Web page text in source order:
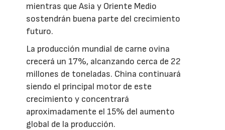
mientras que Asia y Oriente Medio
sostendrán buena parte del crecimiento
futuro.
La producción mundial de carne ovina
crecerá un 17%, alcanzando cerca de 22
millones de toneladas. China continuará
siendo el principal motor de este
crecimiento y concentrará
aproximadamente el 15% del aumento
global de la producción.